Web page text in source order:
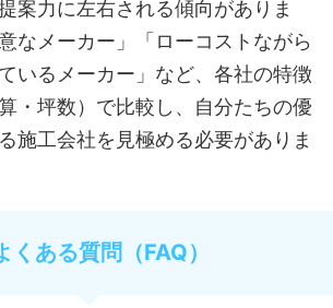
案力に左右される傾向がありま
なメーカー」「ローコストながら
いるメーカー」など、各社の特徴
・坪数）で比較し、自分たちの優
施工会社を見極める必要がありま
くある質問（FAQ）